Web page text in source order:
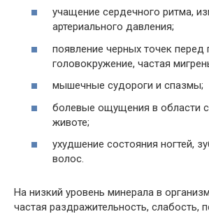
учащение сердечного ритма,
артериального давления;
появление черных точек перед
головокружение, частая
мышечные судороги и спазмы;
болевые ощущения в области
животе;
ухудшение состояния ногтей,
волос.
На низкий уровень минерала в
частая раздражительность, слабость,